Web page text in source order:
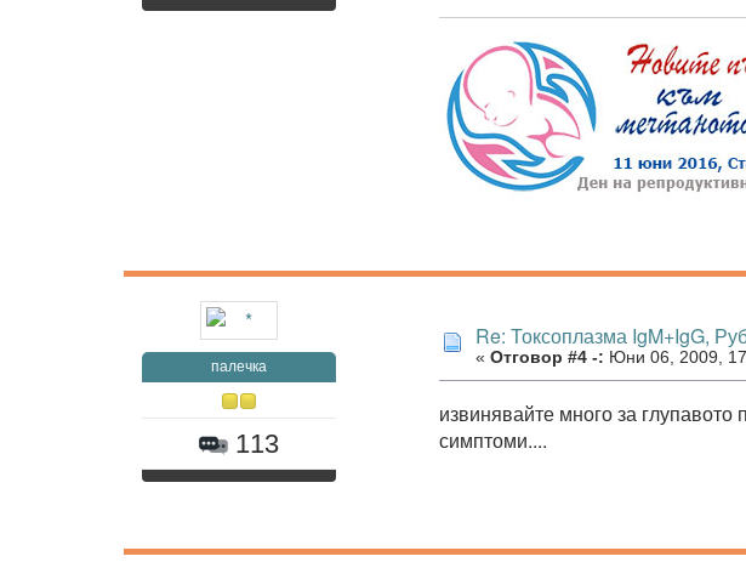
палечка
113
Re: Токсоплазма IgM+IgG,
« Отговор #4 -: Юни 06, 2009,
извинявайте много за
симптоми....